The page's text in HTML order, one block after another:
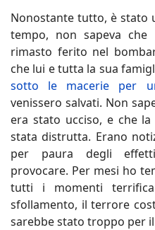
Nonostante tutto, è stato
tempo, non sapeva
rimasto ferito nel
che lui e tutta la sua
sotto le macerie per
venissero salvati. Non
era stato ucciso, e che
stata distrutta. Erano
per paura degli
provocare. Per mesi ho
tutti i momenti
sfollamento, il terrore
sarebbe stato troppo per